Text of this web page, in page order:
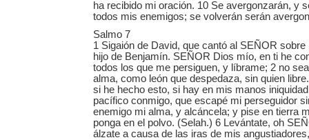
ha recibido mi oración. 10 Se avergonzarán, y
todos mis enemigos; se volverán serán
Salmo 7
1 Sigaión de David, que cantó al SEÑOR
hijo de Benjamín. SEÑOR Dios mío, en ti he
todos los que me persiguen, y líbrame; 2 no
alma, como león que despedaza, sin quien
si he hecho esto, si hay en mis manos
pacífico conmigo, que escapé mi perseguidor
enemigo mi alma, y alcáncela; y pise en tierra
ponga en el polvo. (Selah.) 6 Levántate, oh
álzate a causa de las iras de mis